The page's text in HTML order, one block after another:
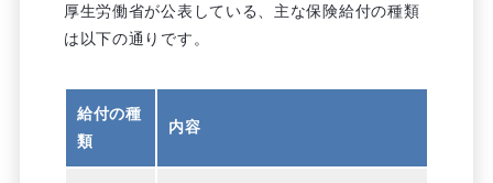
厚生労働省が公表している、主な保険給付の種類
は以下の通りです。
給付の種
類
内容